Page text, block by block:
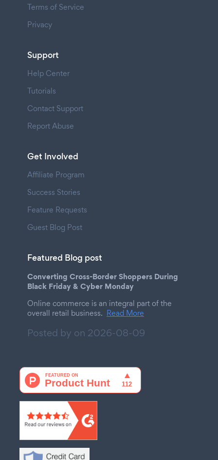
Terms of Service
Privacy
Support
Help Center
Tutorials
Contact Support
Report Abuse
Get Involved
Affiliate Program
Success Stories
Feature Requests
Guest Blog Post
Featured Blog post
Converting Cross-Border Shoppers During
Black Friday & Cyber Monday
Online commerce is an integral part of the
overall retail business. Read More
Posted by on 2026-08-09